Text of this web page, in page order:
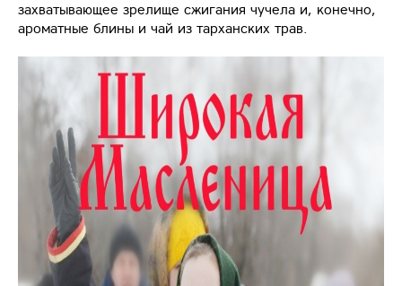
захватывающее зрелище сжигания чучела и, конечно,
ароматные блины и чай из тарханских трав.